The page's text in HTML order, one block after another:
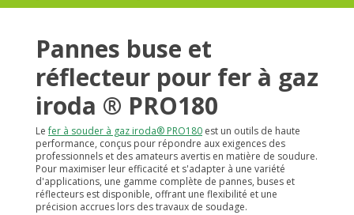
Pannes buse et
réflecteur pour fer à gaz
iroda ® PRO180
Lefer à souder à gaz iroda® PRO180 est un outils de haute
performance, conçus pour répondre aux exigences des
professionnels et des amateurs avertis en matière de soudure.
Pour maximiser leur efficacité et s'adapter à une variété
d'applications, une gamme complète de pannes, buses et
réflecteurs est disponible, offrant une flexibilité et une
précision accrues lors des travaux de soudage.